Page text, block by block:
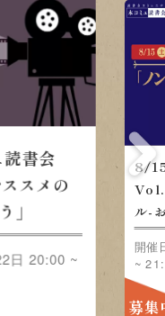
書会
スメの
」
日 20:00 ~
8/
ル-
開催
~
募集